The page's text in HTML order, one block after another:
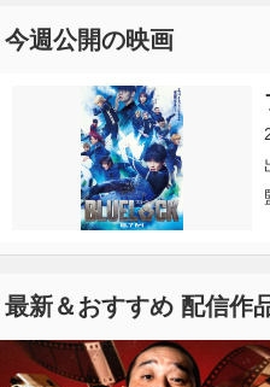
今週公開の映画
最新＆おすすめ 配信作